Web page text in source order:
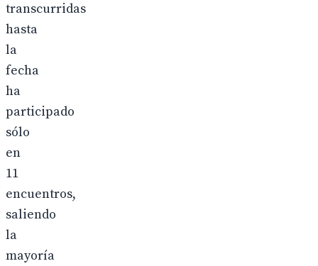
transcurridas
hasta
la
fecha
ha
participado
sólo
en
11
encuentros,
saliendo
la
mayoría